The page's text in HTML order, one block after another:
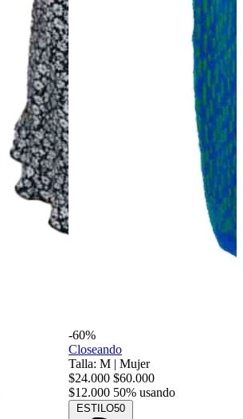
-60%
Closeando
Talla: M | Mujer
$24.000 $60.000
$12.000 50% usando
ESTILO50